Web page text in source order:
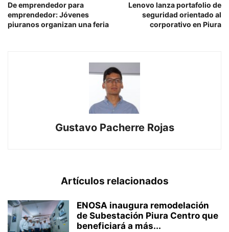
De emprendedor para
emprendedor: Jóvenes
piuranos organizan una feria
Lenovo lanza portafolio de
seguridad orientado al
corporativo en Piura
Gustavo Pacherre Rojas
Artículos relacionados
ENOSA inaugura remodelación
de Subestación Piura Centro que
beneficiará a más...